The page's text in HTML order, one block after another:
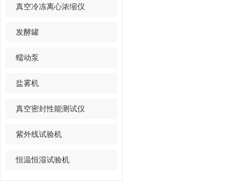
真空冷冻离心浓缩仪
发酵罐
蠕动泵
盐雾机
真空密封性能测试仪
紫外线试验机
恒温恒湿试验机